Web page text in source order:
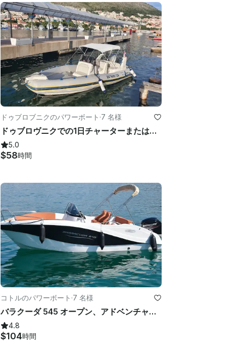
ドゥブロブニクのパワーボート ·7 名様
ドゥブロヴニクでの1日チャーターまたはレンタル用のRIB Marlin 20
5.0
$58時間
コトルのパワーボート ·7 名様
バラクーダ 545 オープン、アドベンチャースイム、サン
4.8
$104時間